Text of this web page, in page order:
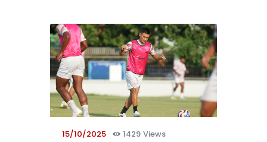
15/10/2025 1429 Views